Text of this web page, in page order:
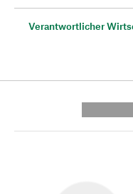
Verantwortlicher